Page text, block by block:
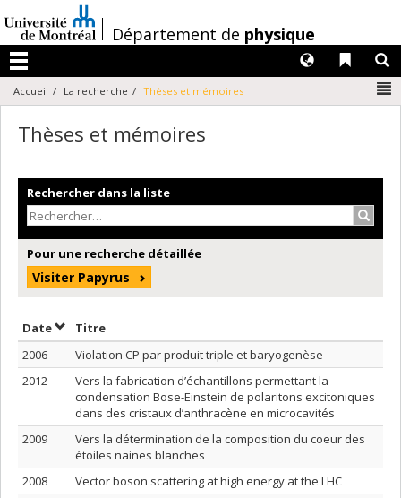
au
contenu
/Département de physique
Menu
Liens
Langues
Accueil La recherche Thèses et mémoires
Thèses et mémoires
Rechercher dans la liste
Pour une recherche détaillée
Visiter Papyrus
DateTrier par date en ordre décroissant
Titre
2006
Violation CP par produit triple et baryogenèse
2012
Vers la fabrication d’échantillons permettant la
condensation Bose-Einstein de polaritons excitoniques
dans des cristaux d’anthracène en microcavités
2009
Vers la détermination de la composition du coeur des
étoiles naines blanches
2008
Vector boson scattering at high energy at the LHC